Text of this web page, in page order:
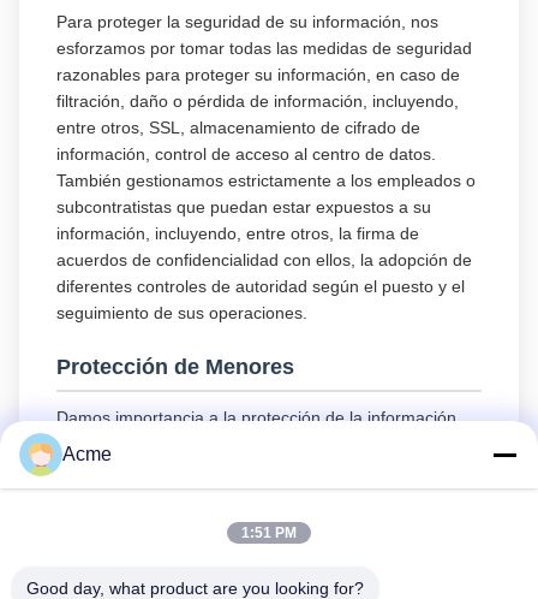
Para proteger la seguridad de su información, nos
esforzamos por tomar todas las medidas de seguridad
razonables para proteger su información, en caso de
filtración, daño o pérdida de información, incluyendo,
entre otros, SSL, almacenamiento de cifrado de
información, control de acceso al centro de datos.
También gestionamos estrictamente a los empleados o
subcontratistas que puedan estar expuestos a su
información, incluyendo, entre otros, la firma de
acuerdos de confidencialidad con ellos, la adopción de
diferentes controles de autoridad según el puesto y el
seguimiento de sus operaciones.
Protección de Menores
Damos importancia a la protección de la información
personal de los menores. Si es menor de edad, le
sugerimos que pida a su tutor que lea atentamente
servicios o nos proporcione información bajo la premisa
de obtener el consentimiento de su tutor.
Acme
1:51 PM
Good day, what product are you looking for?